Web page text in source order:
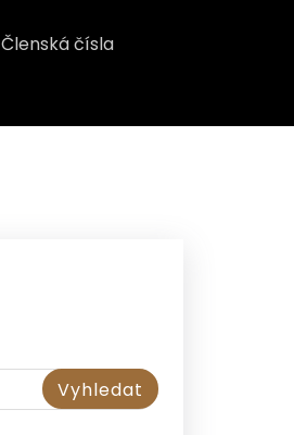
Členská čísla